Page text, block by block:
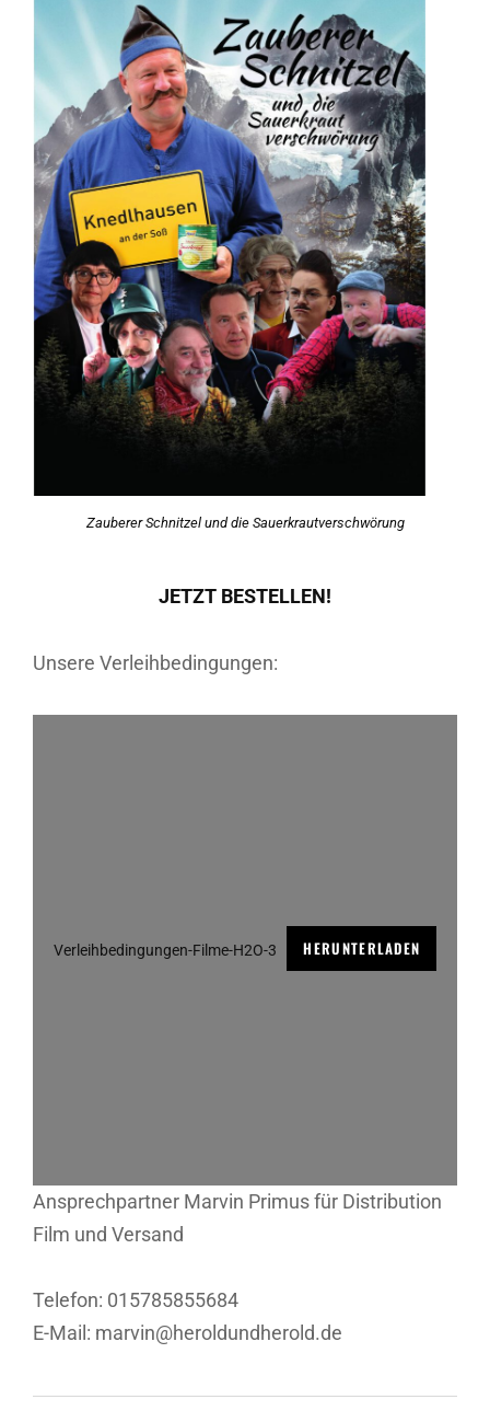
Zauberer Schnitzel und die Sauerkrautverschwörung
JETZT BESTELLEN!
Unsere Verleihbedingungen:
Verleihbedingungen-Filme-H2O-3 HERUNTERLADEN
Ansprechpartner Marvin Primus für Distribution
Film und Versand
Telefon: 015785855684
E-Mail: marvin@heroldundherold.de